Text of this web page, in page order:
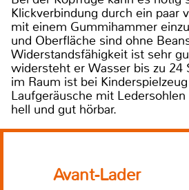
Klickverbindung durch ein paar
mit einem Gummihammer
und Oberfläche sind ohne
Widerstandsfähigkeit ist sehr
widersteht er Wasser bis zu 24
im Raum ist bei
Laufgeräusche mit
hell und gut hörbar.
Avant-Lader